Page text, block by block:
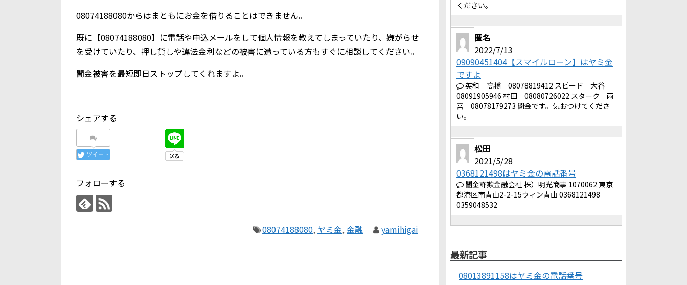
08074188080からはまともにお金を借りることはできません。
既に【08074188080】に電話や申込メールをして個人情報を教えてしまっていたり、嫌がらせ
を受けていたり、押し貸しや違法金利などの被害に遭っている方もすぐに相談してください。
闇金被害を最短即日ストップしてくれますよ。
シェアする
ツイート
フォローする
08074188080, ヤミ金,金融 yamihigai
ください。
匿名
2022/7/13
09090451404【スマイルローン】はヤミ金
ですよ
英和 高橋 08078819412 スピード 大谷
08091905946 村田 08080726022 スターク 雨
宮 08078179273 闇金です。気おつけてくださ
い。
松田
2021/5/28
0368121498はヤミ金の電話番号
闇金詐欺金融会社 株）明光商事 1070062 東京
都港区南青山2-2-15ウィン青山 0368121498
0359048532
最新記事
08013891158はヤミ金の電話番号